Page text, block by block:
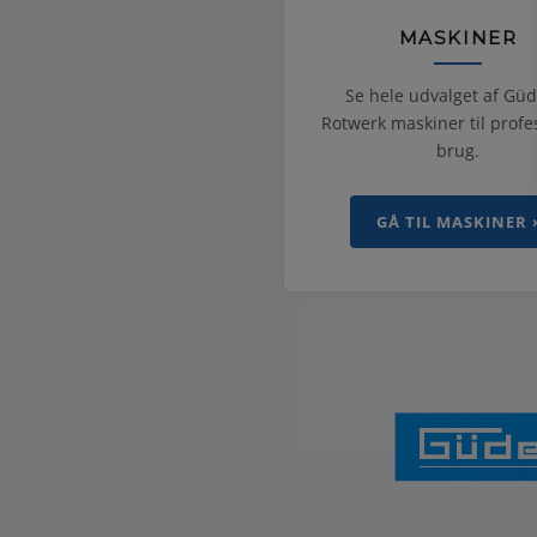
MASKINER
Se hele udvalget af
Rotwerk maskiner til
brug.
GÅ TIL MASKINER ›